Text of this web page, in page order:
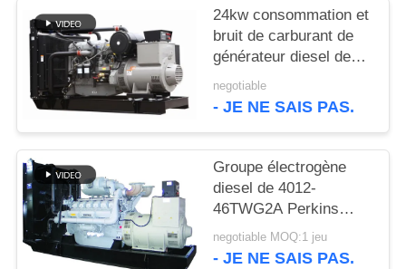
24kw consommation et
bruit de carburant de
générateur diesel de
800kw Perkins à la bas
negotiable
- JE NE SAIS PAS.
Groupe électrogène
diesel de 4012-
46TWG2A Perkins
1000kw avec
l'alternateur de
negotiable MOQ:1 jeu
- JE NE SAIS PAS.